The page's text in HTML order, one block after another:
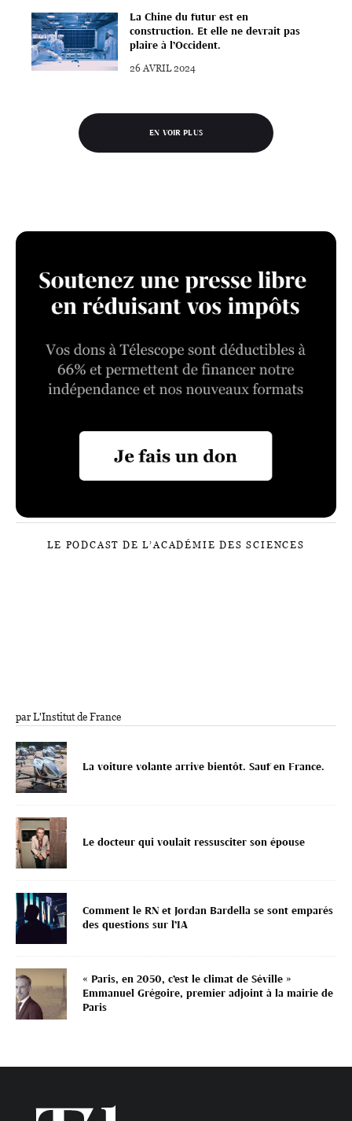
La Chine du futur est en
construction. Et elle ne devrait pas
plaire à l’Occident.
26 AVRIL 2024
EN VOIR PLUS
LE PODCAST DE L’ACADÉMIE DES SCIENCES
par L'Institut de France
La voiture volante arrive bientôt. Sauf en France.
Le docteur qui voulait ressusciter son épouse
Comment le RN et Jordan Bardella se sont emparés
des questions sur l’IA
« Paris, en 2050, c’est le climat de Séville »
Emmanuel Grégoire, premier adjoint à la mairie de
Paris